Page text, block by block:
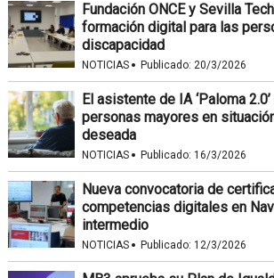
Fundación ONCE y Sevilla
formación digital para las
discapacidad
NOTICIAS · Publicado: 20/3/2026
El asistente de IA ‘Paloma
personas mayores en
deseada
NOTICIAS · Publicado: 16/3/2026
Nueva convocatoria de
competencias digitales en
intermedio
NOTICIAS · Publicado: 12/3/2026